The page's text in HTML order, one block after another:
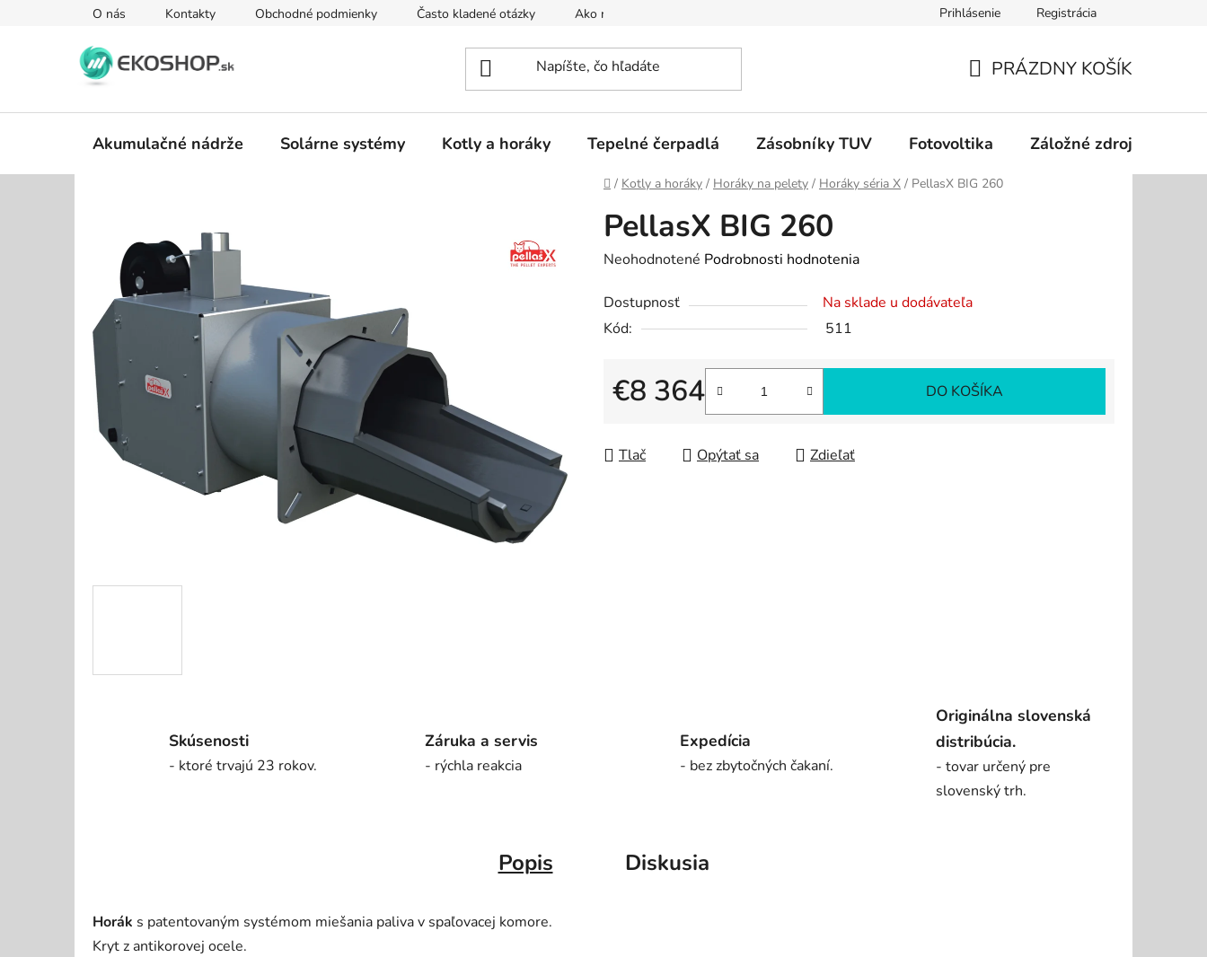
O nás Kontakty Obchodné podmienky Často kladené otázky Ako nakupovať Podmienky ochrany osobných údajov
Prihlásenie Registrácia
KOŠÍK
PRÁZDNY KOŠÍK
Akumulačné nádrže Solárne systémy Kotly a horáky Tepelné čerpadlá Zásobníky TUV Fotovoltika Záložné zdroje
Domov
/ Kotly a horáky / Horáky na pelety / Horáky séria X / PellasX BIG 260
PellasX BIG 260
Priemerné
produktu
je
Neohodnotené Podrobnosti hodnotenia
Dostupnosť
Na sklade u dodávateľa
Kód:
511
€8 364
Jednotková cena:
DO KOŠÍKA
Tlač Opýtať sa Zdieľať
Skúsenosti
- ktoré trvajú 23 rokov.
Záruka a servis
- rýchla reakcia
Expedícia
- bez zbytočných čakaní.
Originálna slovenská
distribúcia.
- tovar určený pre
slovenský trh.
Popis Diskusia
Horák s patentovaným systémom miešania paliva v spaľovacej komore.
Kryt z antikorovej ocele.